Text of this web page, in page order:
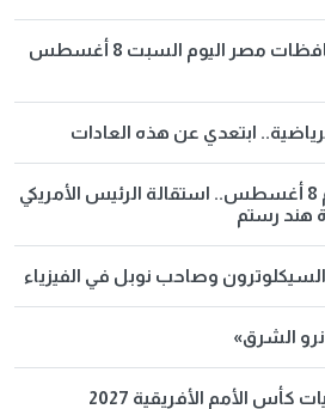
مواقيت الصلاة في محافظات مصر اليوم السبت 8 أغسطس
ابتعدي عن هذه العادات
حدث في مثل هذا اليوم 8 أغسطس.. استقالة الرئيس الأمريكي
هند رستم
وصاحب نوبل في الفيزياء
الشرق»
الأمم الأفريقية 2027